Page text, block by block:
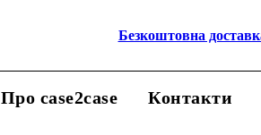
Безкоштовна
Про case2case Контакти